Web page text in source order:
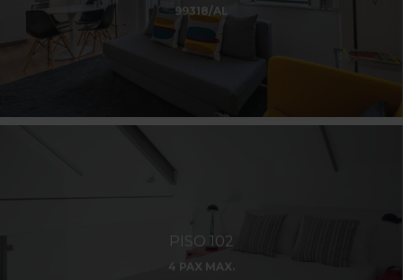
99318/AL
PISO 102
4 PAX MAX.